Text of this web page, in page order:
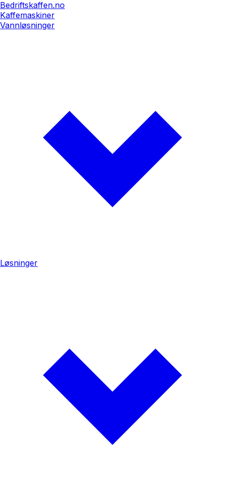
Bedriftskaffen.no
Kaffemaskiner
Vannløsninger
Løsninger